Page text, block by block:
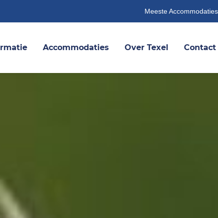
Meeste Accommodaties
Accommodaties Over Texel Contact